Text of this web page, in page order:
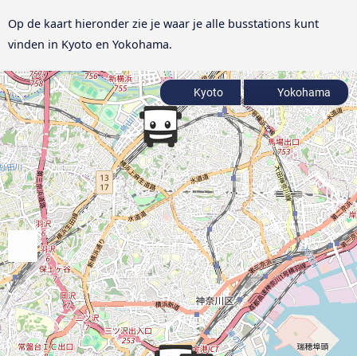
Op de kaart hieronder zie je waar je alle busstations kunt
vinden in Kyoto en Yokohama.
Kyoto Yokohama